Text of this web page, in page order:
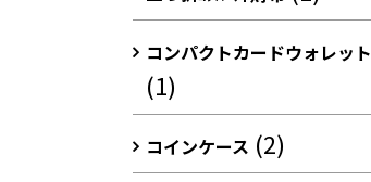
コンパクトカードウォレット
(1)
コインケース (2)